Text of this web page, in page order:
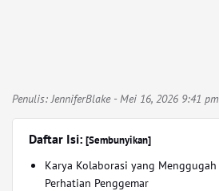
Penulis:JenniferBlake- Mei 16, 2026 9:41 pm
Daftar Isi: [Sembunyikan]
Karya Kolaborasi yang Menggugah
Perhatian Penggemar